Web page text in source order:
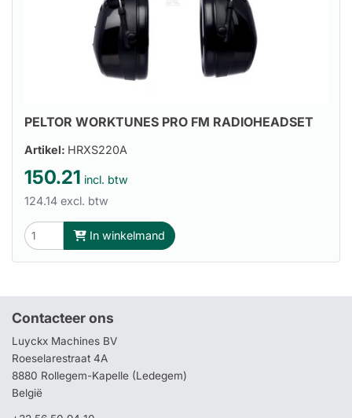
PELTOR WORKTUNES PRO FM RADIOHEADSET
Artikel: HRXS220A
150.21 incl. btw
124.14 excl. btw
In winkelmand
Contacteer ons
Luyckx Machines BV
Roeselarestraat 4A
8880 Rollegem-Kapelle (Ledegem)
België